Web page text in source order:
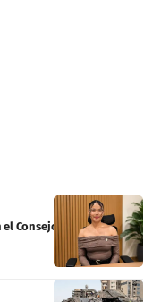
el Consejo Departamental